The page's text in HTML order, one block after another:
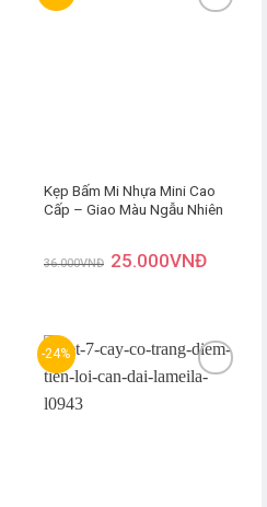
Kẹp Bấm Mi Nhựa Mini Cao
Cấp – Giao Màu Ngẫu Nhiên
36.000VNĐ 25.000VNĐ
-24%